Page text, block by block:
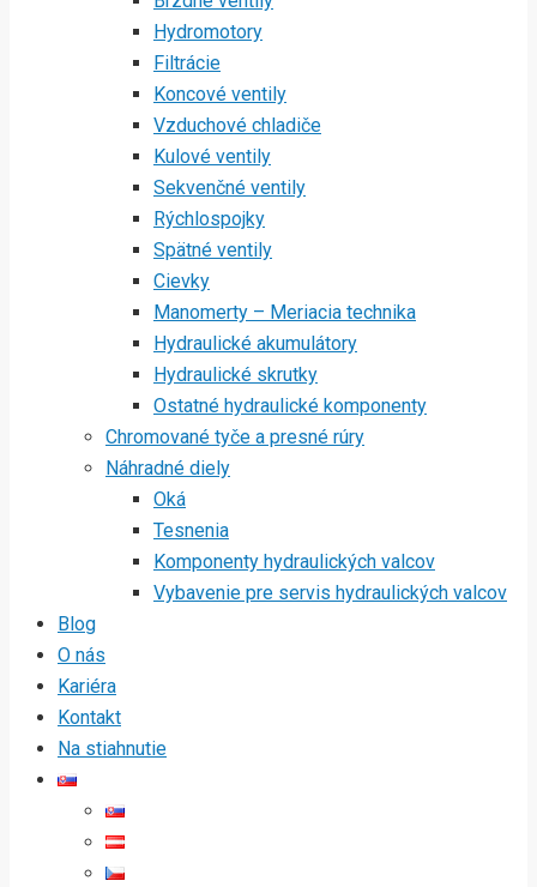
Hydromotory
Filtrácie
Koncové ventily
Vzduchové chladiče
Kulové ventily
Sekvenčné ventily
Rýchlospojky
Spätné ventily
Cievky
Manomerty – Meriacia technika
Hydraulické akumulátory
Hydraulické skrutky
Ostatné hydraulické komponenty
Chromované tyče a presné rúry
Náhradné diely
Oká
Tesnenia
Komponenty hydraulických valcov
Vybavenie pre servis hydraulických valcov
Blog
O nás
Kariéra
Kontakt
Na stiahnutie